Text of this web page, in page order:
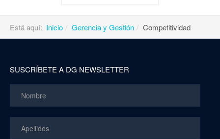
Está aquí: Inicio Gerencia y Gestión Competitividad
SUSCRÍBETE A DG NEWSLETTER